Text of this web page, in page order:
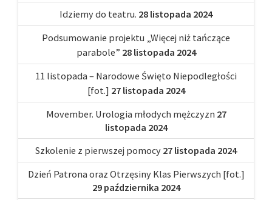
Idziemy do teatru. 28 listopada 2024
Podsumowanie projektu „Więcej niż tańczące
parabole” 28 listopada 2024
11 listopada – Narodowe Święto Niepodległości
[fot.] 27 listopada 2024
Movember. Urologia młodych mężczyzn 27
listopada 2024
Szkolenie z pierwszej pomocy 27 listopada 2024
Dzień Patrona oraz Otrzęsiny Klas Pierwszych [fot.]
29 października 2024